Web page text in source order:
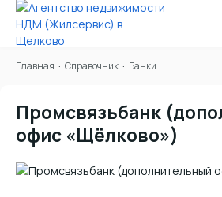
Главная Справочник Банки
Промсвязьбанк
офис «Щёлково»)